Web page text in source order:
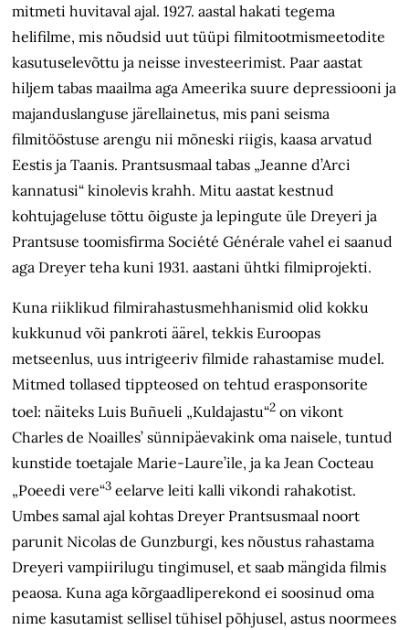
mitmeti huvitaval ajal. 1927. aastal hakati tegema
helifilme, mis nõudsid uut tüüpi filmitootmismeetodite
kasutuselevõttu ja neisse investeerimist. Paar aastat
hiljem tabas maailma aga Ameerika suure depressiooni ja
majanduslanguse järellainetus, mis pani seisma
filmitööstuse arengu nii mõneski riigis, kaasa arvatud
Eestis ja Taanis. Prantsusmaal tabas „Jeanne d’Arci
kannatusi“ kino­levis krahh. Mitu aastat kestnud
kohtujageluse tõttu õiguste ja lepingute üle Dreyeri ja
Prantsuse toomisfirma Société Générale vahel ei saanud
aga Dreyer teha kuni 1931. aastani ühtki filmiprojekti.
Kuna riiklikud filmirahastusmehhanismid olid kokku
kukkunud või pankroti äärel, tekkis Euroopas
metseenlus, uus intrigeeriv filmide rahastamise mudel.
Mitmed tollased tippteosed on tehtud erasponsorite
toel: näiteks Luis Buñueli „Kuldajastu“2 on vikont
Charles de Noailles’ sünnipäevakink oma naisele, tuntud
kunstide toetajale Marie-Laure’ile, ja ka Jean Cocteau
„Poeedi vere“3 eelarve leiti kalli vikondi rahakotist.
Umbes samal ajal kohtas Dreyer Prantsusmaal noort
parunit Nicolas de Gunzburgi, kes nõustus rahastama
Dreyeri vampiirilugu tingimusel, et saab mängida filmis
peaosa. Kuna aga kõrgaadliperekond ei soosinud oma
nime kasutamist sellisel tühisel põhjusel, astus noormees